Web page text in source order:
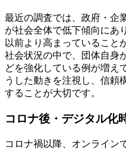
最近の調査では、政府・企
が社会全体で低下傾向にあ
以前より高まっていること
社会状況の中で、団体自身
どを強化している例が増え
うした動きを注視し、信頼
することが大切です。
コロナ後・デジタル化
コロナ禍以降、オンライン